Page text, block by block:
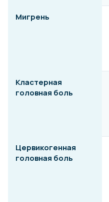
Мигрень
Кластерная
головная боль
Цервикогенная
головная боль